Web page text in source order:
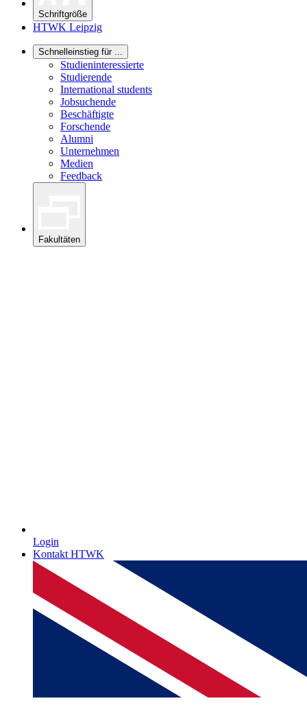
Schriftgröße
HTWK Leipzig
Schnelleinstieg für ...
Studieninteressierte
Studierende
International students
Jobsuchende
Beschäftigte
Forschende
Alumni
Unternehmen
Medien
Feedback
Fakultäten
Login
Kontakt HTWK